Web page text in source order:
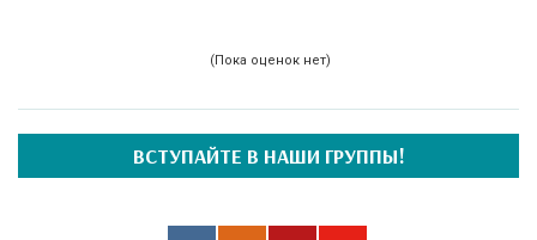
(Пока оценок нет)
ВСТУПАЙТЕ В НАШИ ГРУППЫ!